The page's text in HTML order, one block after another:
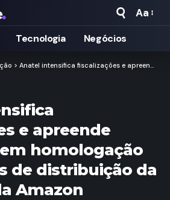
Fonte
Aa
Tecnologia Negócios
> Anatel intensifica fiscalizações e apreende produtos sem homologação nos centros de distribuição da Shopee e da Amazon
e apreende
homologação
de distribuição da
Amazon